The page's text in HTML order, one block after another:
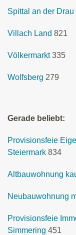
Spittal an der Drau
Villach Land 821
Völkermarkt 335
Wolfsberg 279
Gerade beliebt:
Provisionsfeie
Steiermark 834
Altbauwohnung
Neubauwohnung
Provisionsfeie
Simmering 451